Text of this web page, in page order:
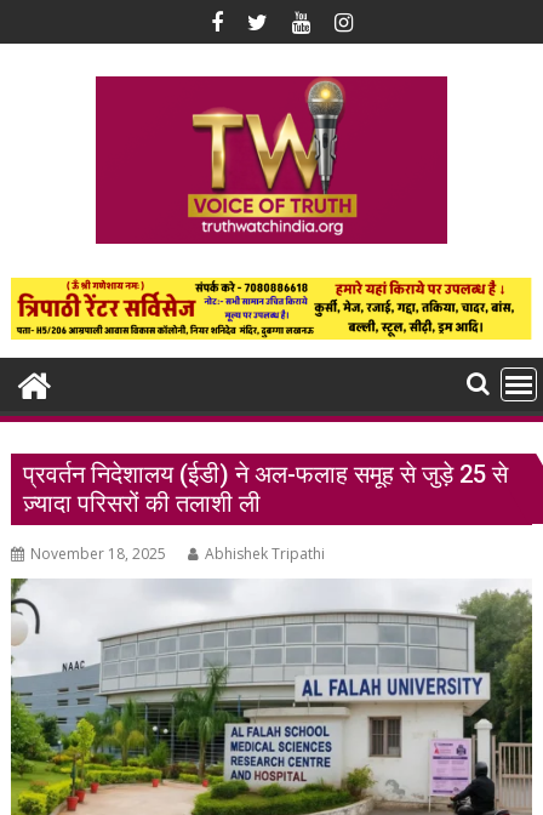
to
प्रवर्तन निदेशालय (ईडी) ने अल-फलाह समूह से जुड़े 25 से
ज़्यादा परिसरों की तलाशी ली
November 18, 2025 Abhishek Tripathi